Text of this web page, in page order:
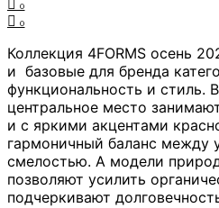
0
0
Коллекция 4FORMS осень
и базовые для бренда
функциональность и стиль.
центральное место
и с яркими акцентами
гармоничный баланс между
смелостью. А модели
позволяют усилить
подчеркивают